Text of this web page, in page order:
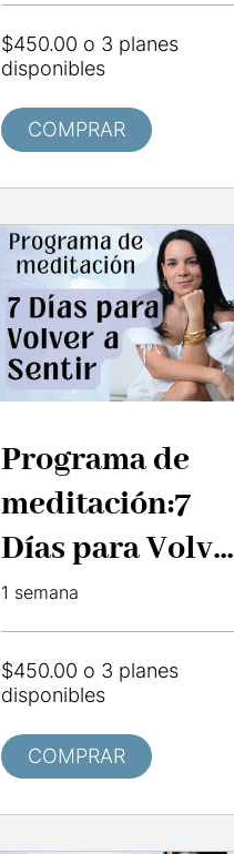
$450.00 o 3 planes
disponibles
COMPRAR
Programa de
meditación:7
Días para Volver
a Sentir
1 semana
$450.00 o 3 planes
disponibles
COMPRAR